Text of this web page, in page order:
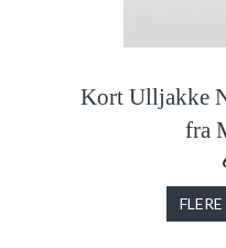
Kort Ulljakke
fra